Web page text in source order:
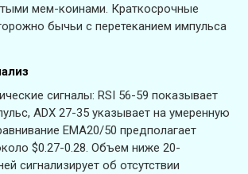
мем-коинами. Краткосрочные
бычьи с перетеканием импульса
сигналы: RSI 56-59 показывает
ADX 27-35 указывает на умеренную
EMA20/50 предполагает
$0.27-0.28. Объем ниже 20-
сигнализирует об отсутствии